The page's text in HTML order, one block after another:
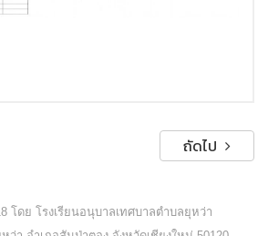
ถัดไป
โดย โรงเรียนอนุบาลเทศบาลตำบลยุหว่า